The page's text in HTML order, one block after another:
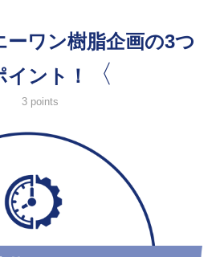
ーワン樹脂企画の3つ
イント！
〈
3 points